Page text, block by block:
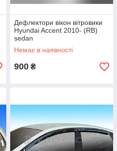
Дефлектори вікон вітровики
Hyundai Accent 2010- (RB)
sedan
Немає в наявності
900 ₴